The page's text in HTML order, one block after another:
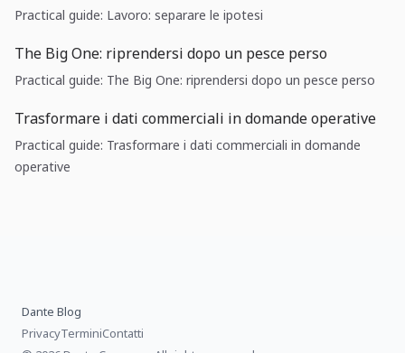
Practical guide: Lavoro: separare le ipotesi
The Big One: riprendersi dopo un pesce perso
Practical guide: The Big One: riprendersi dopo un pesce perso
Trasformare i dati commerciali in domande operative
Practical guide: Trasformare i dati commerciali in domande
operative
Dante Blog
PrivacyTerminiContatti